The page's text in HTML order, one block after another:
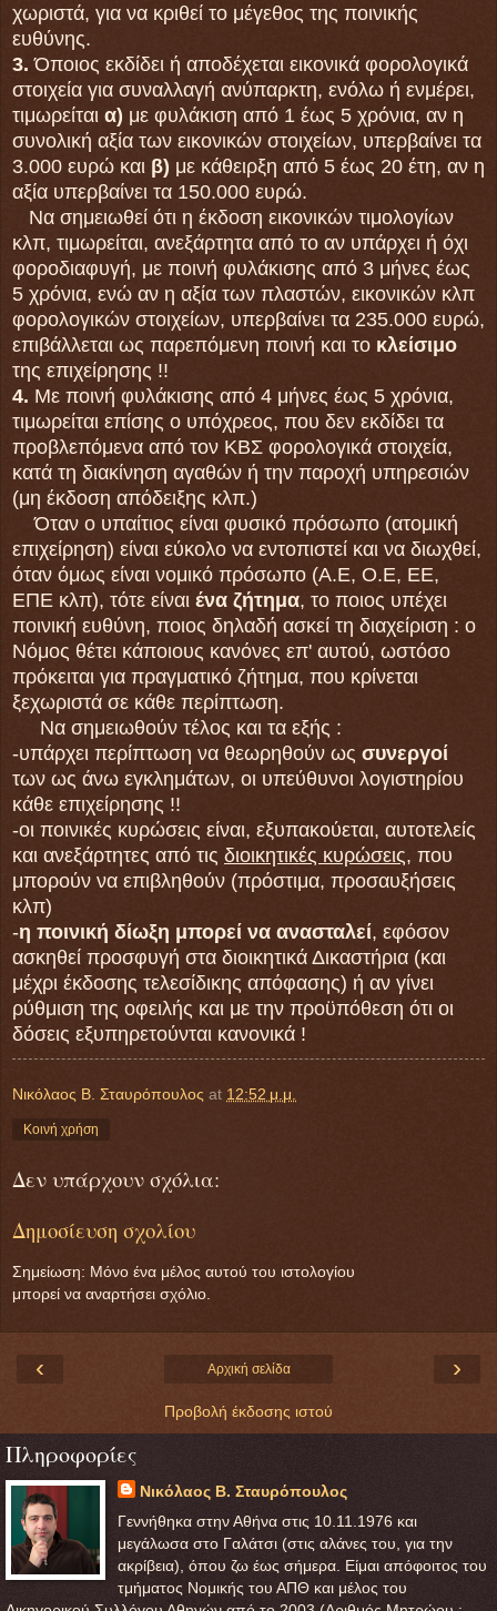
χωριστά, για να κριθεί το μέγεθος της ποινικής
ευθύνης.
3. Όποιος εκδίδει ή αποδέχεται εικονικά φορολογικά
στοιχεία για συναλλαγή ανύπαρκτη, ενόλω ή ενμέρει,
τιμωρείται α) με φυλάκιση από 1 έως 5 χρόνια, αν η
συνολική αξία των εικονικών στοιχείων, υπερβαίνει τα
3.000 ευρώ και β) με κάθειρξη από 5 έως 20 έτη, αν η
αξία υπερβαίνει τα 150.000 ευρώ.
Να σημειωθεί ότι η έκδοση εικονικών τιμολογίων
κλπ, τιμωρείται, ανεξάρτητα από το αν υπάρχει ή όχι
φοροδιαφυγή, με ποινή φυλάκισης από 3 μήνες έως
5 χρόνια, ενώ αν η αξία των πλαστών, εικονικών κλπ
φορολογικών στοιχείων, υπερβαίνει τα 235.000 ευρώ,
επιβάλλεται ως παρεπόμενη ποινή και το κλείσιμο
της επιχείρησης !!
4. Με ποινή φυλάκισης από 4 μήνες έως 5 χρόνια,
τιμωρείται επίσης ο υπόχρεος, που δεν εκδίδει τα
προβλεπόμενα από τον ΚΒΣ φορολογικά στοιχεία,
κατά τη διακίνηση αγαθών ή την παροχή υπηρεσιών
(μη έκδοση απόδειξης κλπ.)
Όταν ο υπαίτιος είναι φυσικό πρόσωπο (ατομική
επιχείρηση) είναι εύκολο να εντοπιστεί και να διωχθεί,
όταν όμως είναι νομικό πρόσωπο (Α.Ε, Ο.Ε, ΕΕ,
ΕΠΕ κλπ), τότε είναι ένα ζήτημα, το ποιος υπέχει
ποινική ευθύνη, ποιος δηλαδή ασκεί τη διαχείριση : ο
Νόμος θέτει κάποιους κανόνες επ' αυτού, ωστόσο
πρόκειται για πραγματικό ζήτημα, που κρίνεται
ξεχωριστά σε κάθε περίπτωση.
Να σημειωθούν τέλος και τα εξής :
-υπάρχει περίπτωση να θεωρηθούν ως συνεργοί
των ως άνω εγκλημάτων, οι υπεύθυνοι λογιστηρίου
κάθε επιχείρησης !!
-οι ποινικές κυρώσεις είναι, εξυπακούεται, αυτοτελείς
και ανεξάρτητες από τις διοικητικές κυρώσεις, που
μπορούν να επιβληθούν (πρόστιμα, προσαυξήσεις
κλπ)
-η ποινική δίωξη μπορεί να ανασταλεί, εφόσον
ασκηθεί προσφυγή στα διοικητικά Δικαστήρια (και
μέχρι έκδοσης τελεσίδικης απόφασης) ή αν γίνει
ρύθμιση της οφειλής και με την προϋπόθεση ότι οι
δόσεις εξυπηρετούνται κανονικά !
Νικόλαος Β. Σταυρόπουλος at 12:52 μ.μ.
Κοινή χρήση
Δεν υπάρχουν σχόλια:
Δημοσίευση σχολίου
Σημείωση: Μόνο ένα μέλος αυτού του ιστολογίου
μπορεί να αναρτήσει σχόλιο.
‹ ›
Αρχική σελίδα
Προβολή έκδοσης ιστού
Πληροφορίες
Νικόλαος Β. Σταυρόπουλος
Γεννήθηκα στην Αθήνα στις 10.11.1976 και
μεγάλωσα στο Γαλάτσι (στις αλάνες του, για την
ακρίβεια), όπου ζω έως σήμερα. Είμαι απόφοιτος του
τμήματος Νομικής του ΑΠΘ και μέλος του